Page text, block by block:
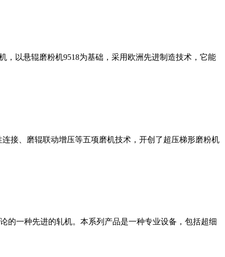
以悬辊磨粉机9518为基础，采用欧洲先进制造技术，它能
接、磨辊联动增压等五项磨机技术，开创了超压梯形磨粉机
的一种先进的轧机。本系列产品是一种专业设备，包括超细